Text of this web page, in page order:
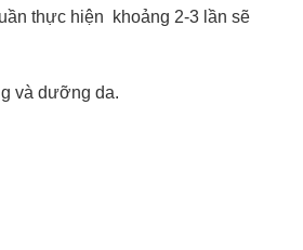
thực hiện khoảng 2-3 lần sẽ
và dưỡng da.